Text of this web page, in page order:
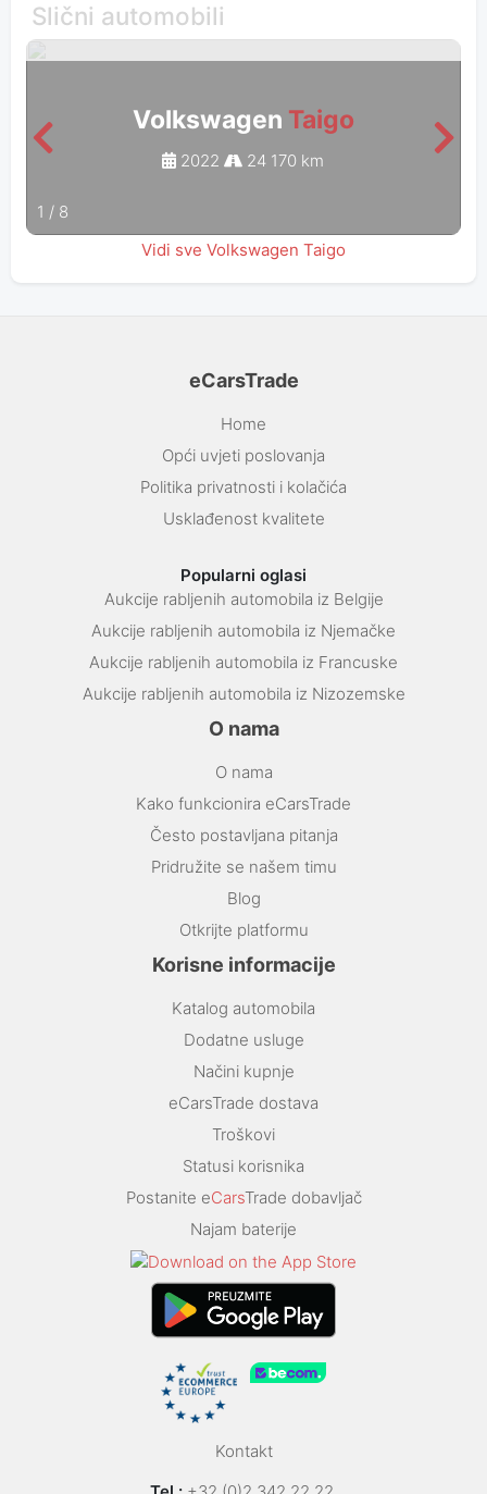
Slični automobili
Volkswagen Taigo
2022 24 170 km
1 / 8
Vidi sve Volkswagen Taigo
eCarsTrade
Home
Opći uvjeti poslovanja
Politika privatnosti i kolačića
Usklađenost kvalitete
Popularni oglasi
Aukcije rabljenih automobila iz Belgije
Aukcije rabljenih automobila iz Njemačke
Aukcije rabljenih automobila iz Francuske
Aukcije rabljenih automobila iz Nizozemske
O nama
O nama
Kako funkcionira eCarsTrade
Često postavljana pitanja
Pridružite se našem timu
Blog
Otkrijte platformu
Korisne informacije
Katalog automobila
Dodatne usluge
Načini kupnje
eCarsTrade dostava
Troškovi
Statusi korisnika
Postanite eCarsTrade dobavljač
Najam baterije
Kontakt